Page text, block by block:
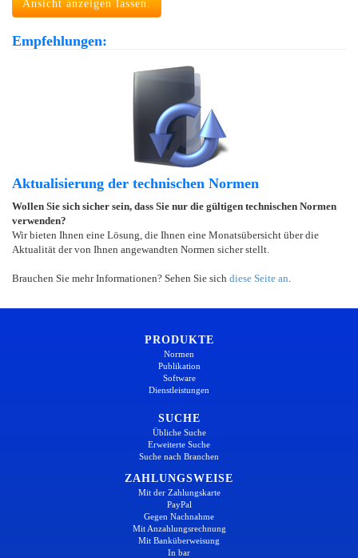
Ansicht anzeigen lassen.
Empfehlungen:
Aktualisierung der technischen Normen
Wollen Sie sich sicher sein, dass Sie nur die gültigen technischen Normen
verwenden?
Wir bieten Ihnen eine Lösung, die Ihnen eine Monatsübersicht über die
Aktualität der von Ihnen angewandten Normen sicher stellt.
Brauchen Sie mehr Informationen? Sehen Sie sich diese Seite an
PRODUKTE
Normen
Publikation
Software
Dienstleistungen
SUCHE
Übliche Suche
Erweiterte Suche
Suche nach Branchen
ZAHLUNGSWEISE
Mit der Zahlungskarte
PayPal
Gegen Nachnahme
Mit Anzahlungsrechnung
Mit Banküberweisung
In bar